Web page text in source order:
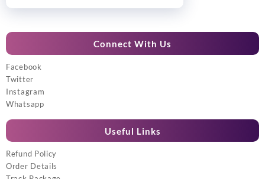
Connect With Us
Facebook
Twitter
Instagram
Whatsapp
Useful Links
Refund Policy
Order Details